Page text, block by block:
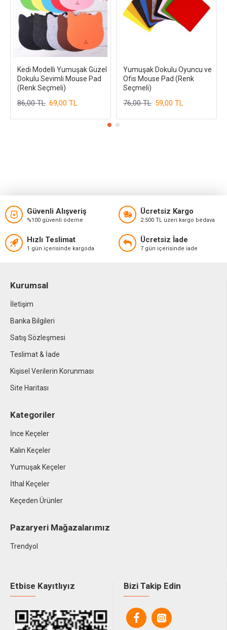
Kedi Modelli Yumuşak Güzel
Dokulu Sevimli Mouse Pad
(Renk Seçmeli)
69,00 TL
86,00 TL
Yumuşak Dokulu Oyuncu ve
Ofis Mouse Pad (Renk
Seçmeli)
59,00 TL
76,00 TL
Güvenli Alışveriş
%100 güvenli ödeme
Ücretsiz Kargo
2.500 TL üzeri kargo bedava
Hızlı Teslimat
1 gün içerisinde kargoda
Ücretsiz İade
7 gün içerisinde iade
Kurumsal
İletişim
Banka Bilgileri
Satış Sözleşmesi
Teslimat & İade
Kişisel Verilerin Korunması
Site Haritası
Kategoriler
İnce Keçeler
Kalın Keçeler
Yumuşak Keçeler
İthal Keçeler
Keçeden Ürünler
Pazaryeri Mağazalarımız
Trendyol
Etbise Kayıtlıyız Bizi Takip Edin